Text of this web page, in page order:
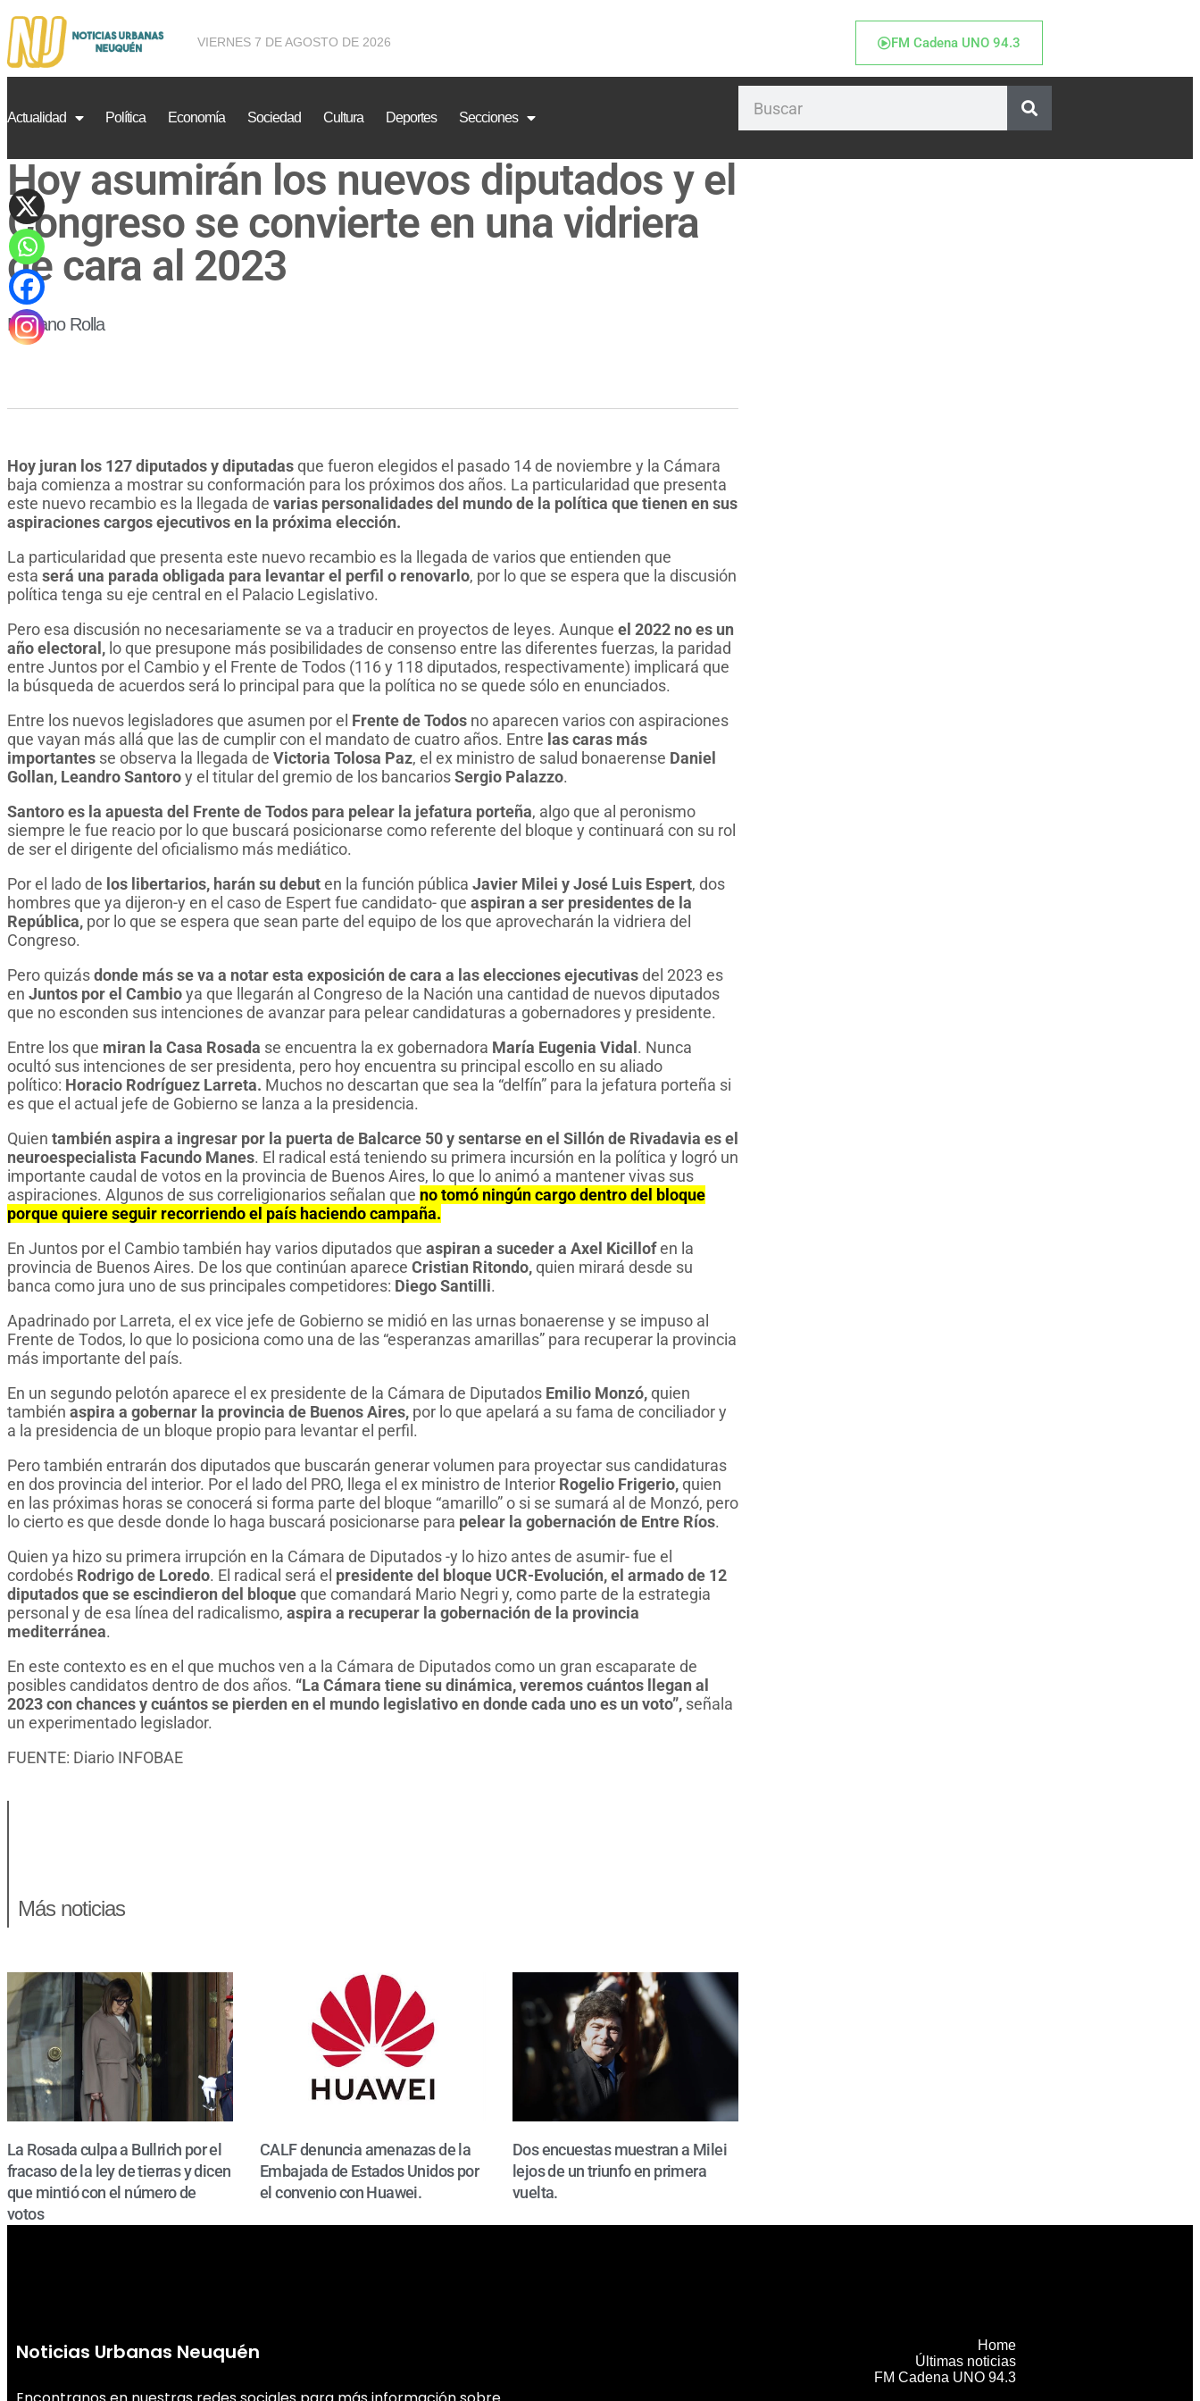
VIERNES 7 DE AGOSTO DE 2026 FM Cadena UNO 94.3
Actualidad Política Economía Sociedad Cultura Deportes Secciones
Hoy asumirán los nuevos diputados y el
Congreso se convierte en una vidriera
de cara al 2023
Mariano Rolla
Hoy juran los 127 diputados y diputadasque fueron elegidos el pasado 14 de noviembre y la Cámara
baja comienza a mostrar su conformación para los próximos dos años. La particularidad que presenta
este nuevo recambio es la llegada de varias personalidades del mundo de la política que tienen en sus
aspiraciones cargos ejecutivos en la próxima elección.
La particularidad que presenta este nuevo recambio es la llegada de varios que entienden que
esta será una parada obligada para levantar el perfil o renovarlo, por lo que se espera que la discusión
política tenga su eje central en el Palacio Legislativo.
Pero esa discusión no necesariamente se va a traducir en proyectos de leyes. Aunque el 2022 no es un
año electoral, lo que presupone más posibilidades de consenso entre las diferentes fuerzas, la paridad
entre Juntos por el Cambio y el Frente de Todos (116 y 118 diputados, respectivamente) implicará que
la búsqueda de acuerdos será lo principal para que la política no se quede sólo en enunciados.
Entre los nuevos legisladores que asumen por el Frente de Todos no aparecen varios con aspiraciones
que vayan más allá que las de cumplir con el mandato de cuatro años. Entre las caras más
importantes se observa la llegada de Victoria Tolosa Paz, el ex ministro de salud bonaerense Daniel
Gollan, Leandro Santoroy el titular del gremio de los bancariosSergio Palazzo.
Santoro es la apuesta del Frente de Todos para pelear la jefatura porteña, algo que al peronismo
siempre le fue reacio por lo que buscará posicionarse como referente del bloque y continuará con su rol
de ser el dirigente del oficialismo más mediático.
Por el lado de los libertarios, harán su debuten la función pública Javier Milei y José Luis Espert, dos
hombres que ya dijeron-y en el caso de Espert fue candidato- que aspiran a ser presidentes de la
República, por lo que se espera que sean parte del equipo de los que aprovecharán la vidriera del
Congreso.
Pero quizásdonde más se va a notar esta exposición de cara a las elecciones ejecutivasdel 2023 es
en Juntos por el Cambioya que llegarán al Congreso de la Nación una cantidad de nuevos diputados
que no esconden sus intenciones de avanzar para pelear candidaturas a gobernadores y presidente.
Entre los que miran la Casa Rosada se encuentra la ex gobernadora María Eugenia Vidal . Nunca
ocultó sus intenciones de ser presidenta, pero hoy encuentra su principal escollo en su aliado
político: Horacio Rodríguez Larreta. Muchos no descartan que sea la “delfín” para la jefatura porteña si
es que el actual jefe de Gobierno se lanza a la presidencia.
Quien también aspira a ingresar por la puerta de Balcarce 50 y sentarse en el Sillón de Rivadavia es el
neuroespecialista Facundo Manes. El radical está teniendo su primera incursión en la política y logró un
importante caudal de votos en la provincia de Buenos Aires, lo que lo animó a mantener vivas sus
aspiraciones. Algunos de sus correligionarios señalan que no tomó ningún cargo dentro del bloque
porque quiere seguir recorriendo el país haciendo campaña.
En Juntos por el Cambio también hay varios diputados que aspiran a suceder a Axel Kicillofen la
provincia de Buenos Aires. De los que continúan aparece Cristian Ritondo,quien mirará desde su
banca como jura uno de sus principales competidores: Diego Santilli.
Apadrinado por Larreta, el ex vice jefe de Gobierno se midió en las urnas bonaerense y se impuso al
Frente de Todos, lo que lo posiciona como una de las “esperanzas amarillas” para recuperar la provincia
más importante del país.
En un segundo pelotón aparece el ex presidente de la Cámara de Diputados Emilio Monzó,quien
también aspira a gobernar la provincia de Buenos Aires, por lo que apelará a su fama de conciliador y
a la presidencia de un bloque propio para levantar el perfil.
Pero también entrarán dos diputados que buscarán generar volumen para proyectar sus candidaturas
en dos provincia del interior. Por el lado del PRO, llega el ex ministro de Interior Rogelio Frigerio,quien
en las próximas horas se conocerá si forma parte del bloque “amarillo” o si se sumará al de Monzó, pero
lo cierto es que desde donde lo haga buscará posicionarse para pelear la gobernación de Entre Ríos.
Quien ya hizo su primera irrupción en la Cámara de Diputados -y lo hizo antes de asumir- fue el
cordobés Rodrigo de Loredo. El radical será el presidente del bloque UCR-Evolución, el armado de 12
diputados que se escindieron del bloqueque comandará Mario Negri y, como parte de la estrategia
personal y de esa línea del radicalismo, aspira a recuperar la gobernación de la provincia
mediterránea.
En este contexto es en el que muchos ven a la Cámara de Diputados como un gran escaparate de
posibles candidatos dentro de dos años. “La Cámara tiene su dinámica, veremos cuántos llegan al
2023 con chances y cuántos se pierden en el mundo legislativo en donde cada uno es un voto”, señala
un experimentado legislador.
FUENTE: Diario INFOBAE
Más noticias
La Rosada culpa a Bullrich por el
fracaso de la ley de tierras y dicen
que mintió con el número de
votos
CALF denuncia amenazas de la
Embajada de Estados Unidos por
el convenio con Huawei.
Dos encuestas muestran a Milei
lejos de un triunfo en primera
vuelta.
Noticias Urbanas Neuquén
Home
Últimas noticias
FM Cadena UNO 94.3